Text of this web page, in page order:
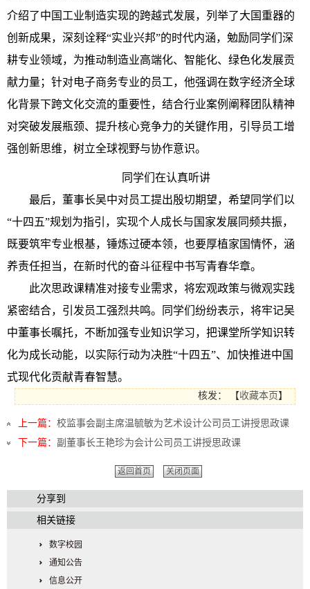
介绍了中国工业制造实现的跨越式发展，列举了大国重器的
创新成果，深刻诠释“实业兴邦”的时代内涵，勉励同学们深
耕专业领域，为推动制造业高端化、智能化、绿色化发展贡
献力量；针对电子商务专业的员工，他强调在数字经济全球
化背景下跨文化交流的重要性，结合行业案例阐释团队精神
对突破发展瓶颈、提升核心竞争力的关键作用，引导员工增
强创新思维，树立全球视野与协作意识。
同学们在认真听讲
最后，董事长吴中对员工提出殷切期望，希望同学们以
“十四五”规划为指引，实现个人成长与国家发展同频共振，
既要筑牢专业根基，锤炼过硬本领，也要厚植家国情怀，涵
养责任担当，在新时代的奋斗征程中书写青春华章。
此次思政课精准对接专业需求，将宏观政策与微观实践
紧密结合，引发员工强烈共鸣。同学们纷纷表示，将牢记吴
中董事长嘱托，不断加强专业知识学习，把课堂所学知识转
化为成长动能，以实际行动为决胜“十四五”、加快推进中国
式现代化贡献青春智慧。
核发： 【收藏本页】
上一篇： 校监事会副主席温毓敏为艺术设计公司员工讲授思政课
下一篇： 副董事长王艳珍为会计公司员工讲授思政课
返回首页 关闭页面
分享到
相关链接
数字校园
通知公告
信息公开